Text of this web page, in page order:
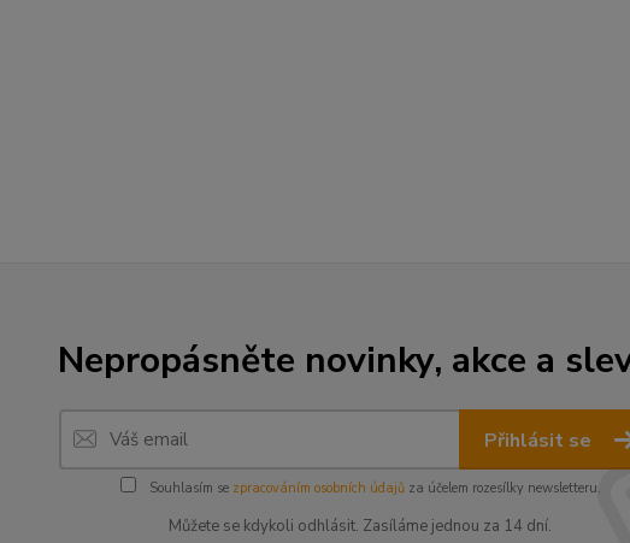
Nepropásněte novinky, akce a
Přihlásit se
Souhlasím se zpracováním osobních údajůza účelem rozesílky newsletteru.
Můžete se kdykoli odhlásit. Zasíláme jednou za 14 dní.